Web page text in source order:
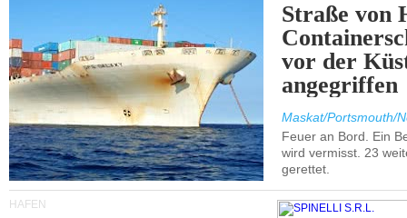
Straße von
vor der
angegriffen
Maskat/Portsmouth/
Feuer an Bord. Ein
wird vermisst. 23
gerettet.
HÄFEN